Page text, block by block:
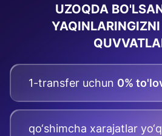
UZOQDA
1-transfer uchun 0%
qo‘shimcha xarajatlar yo‘q